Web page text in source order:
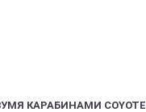
КАРАБИНАМИ COYOTE